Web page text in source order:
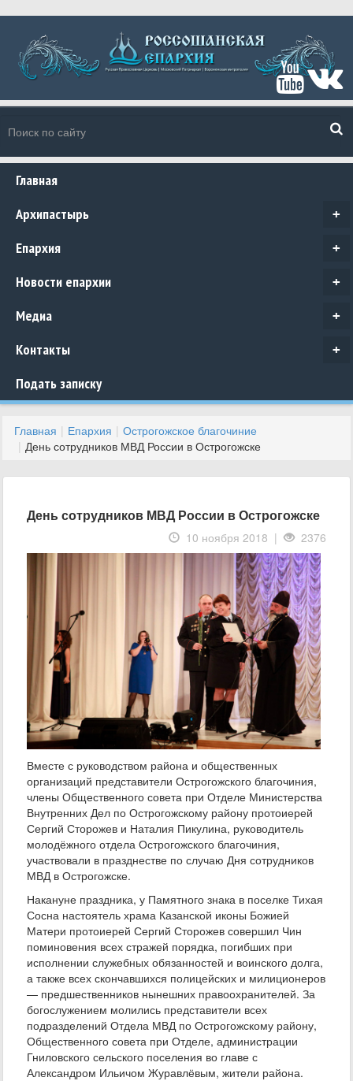
Главная
+
Архипастырь
+
Епархия
+
Новости епархии
+
Медиа
+
Контакты
Подать записку
Главная Епархия
Острогожское благочиние
День сотрудников МВД России в Острогожске
День сотрудников МВД России в Острогожске
10 ноября 2018 | 2376
Вместе с руководством района и общественных
организаций представители Острогожского благочиния,
члены Общественного совета при Отделе Министерства
Внутренних Дел по Острогожскому району протоиерей
Сергий Сторожев и Наталия Пикулина, руководитель
молодёжного отдела Острогожского благочиния,
участвовали в празднестве по случаю Дня сотрудников
МВД в Острогожске.
Накануне праздника, у Памятного знака в поселке Тихая
Сосна настоятель храма Казанской иконы Божией
Матери протоиерей Сергий Сторожев совершил Чин
поминовения всех стражей порядка, погибших при
исполнении служебных обязанностей и воинского долга,
а также всех скончавшихся полицейских и милиционеров
— предшественников нынешних правоохранителей. За
богослужением молились представители всех
подразделений Отдела МВД по Острогожскому району,
Общественного совета при Отделе, администрации
Гниловского сельского поселения во главе с
Александром Ильичом Журавлёвым, жители района.